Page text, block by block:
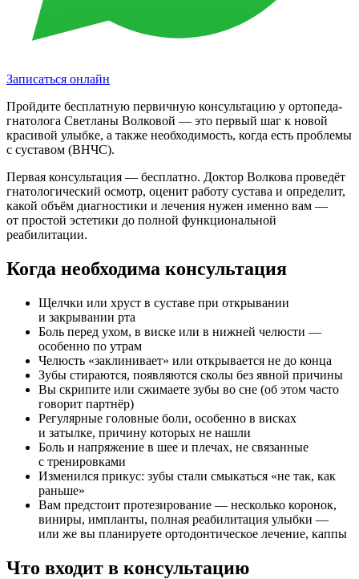
Записаться онлайн
Пройдите бесплатную первичную консультацию у ортопеда-
гнатолога Светланы Волковой — это первый шаг к новой
красивой улыбке, а также необходимость, когда есть проблемы
с суставом (ВНЧС).
Первая консультация — бесплатно. Доктор Волкова проведёт
гнатологический осмотр, оценит работу сустава и определит,
какой объём диагностики и лечения нужен именно вам —
от простой эстетики до полной функциональной
реабилитации.
Когда необходима консультация
Щелчки или хруст в суставе при открывании
и закрывании рта
Боль перед ухом, в виске или в нижней челюсти —
особенно по утрам
Челюсть «заклинивает» или открывается не до конца
Зубы стираются, появляются сколы без явной причины
Вы скрипите или сжимаете зубы во сне (об этом часто
говорит партнёр)
Регулярные головные боли, особенно в висках
и затылке, причину которых не нашли
Боль и напряжение в шее и плечах, не связанные
с тренировками
Изменился прикус: зубы стали смыкаться «не так, как
раньше»
Вам предстоит протезирование — несколько коронок,
виниры, импланты, полная реабилитация улыбки —
или же вы планируете ортодонтическое лечение, каппы
Что входит в консультацию